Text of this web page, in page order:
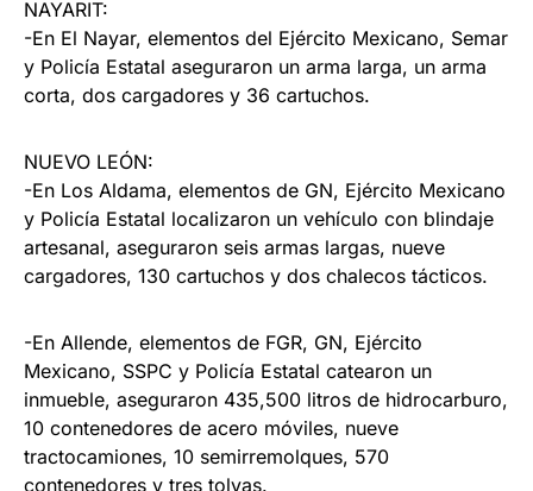
NAYARIT:
-En El Nayar, elementos del Ejército Mexicano, Semar
y Policía Estatal aseguraron un arma larga, un arma
corta, dos cargadores y 36 cartuchos.
NUEVO LEÓN:
-En Los Aldama, elementos de GN, Ejército Mexicano
y Policía Estatal localizaron un vehículo con blindaje
artesanal, aseguraron seis armas largas, nueve
cargadores, 130 cartuchos y dos chalecos tácticos.
-En Allende, elementos de FGR, GN, Ejército
Mexicano, SSPC y Policía Estatal catearon un
inmueble, aseguraron 435,500 litros de hidrocarburo,
10 contenedores de acero móviles, nueve
tractocamiones, 10 semirremolques, 570
contenedores y tres tolvas.